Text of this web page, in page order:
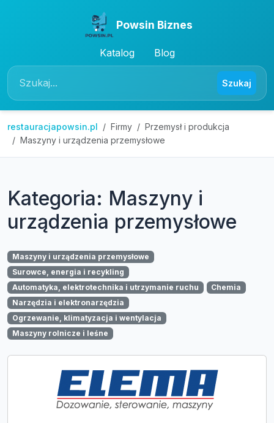
Powsin Biznes
Katalog Blog
Szukaj
restauracjapowsin.pl Firmy
Przemysł i produkcja
Maszyny i urządzenia przemysłowe
Kategoria: Maszyny i
urządzenia przemysłowe
Maszyny i urządzenia przemysłowe
Surowce, energia i recykling
Automatyka, elektrotechnika i utrzymanie ruchu
Chemia
Narzędzia i elektronarzędzia
Ogrzewanie, klimatyzacja i wentylacja
Maszyny rolnicze i leśne